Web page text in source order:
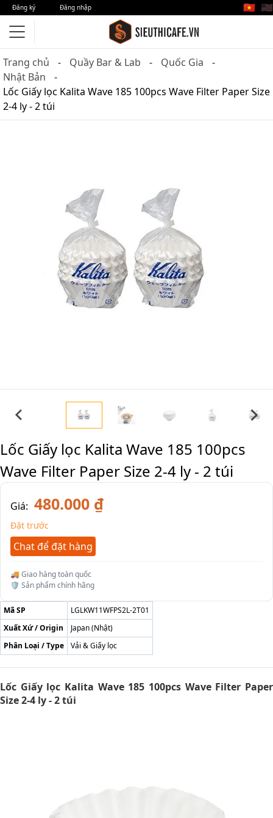
Đăng ký Đăng nhập 🇻🇳 🇺🇸
Trang chủ Quầy Bar & Lab
Quốc Gia
Nhật Bản
Lốc Giấy lọc Kalita Wave 185 100pcs Wave Filter Paper Size
2-4 ly - 2 túi
Lốc Giấy lọc Kalita Wave 185 100pcs
Wave Filter Paper Size 2-4 ly - 2 túi
Giá: 480.000 ₫
Đặt trước
Chat để đặt hàng
🚚 Giao hàng toàn quốc
🛡️ Sản phẩm chính hãng
Mã SP
LGLKW11WFPS2L-2T01
Xuất Xứ / Origin
Japan (Nhật)
Phân Loại / Type
Vải & Giấy lọc
Lốc Giấy lọc Kalita Wave 185 100pcs Wave Filter Paper
Size 2-4 ly - 2 túi